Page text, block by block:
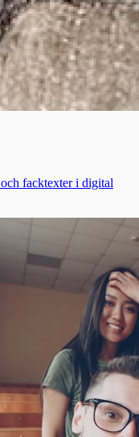
facktexter i digital